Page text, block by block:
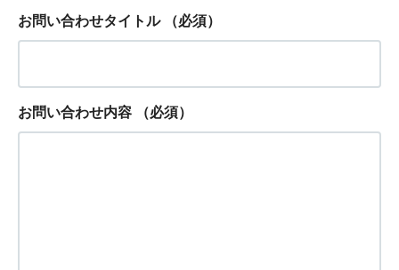
お問い合わせタイトル （必須）
お問い合わせ内容 （必須）